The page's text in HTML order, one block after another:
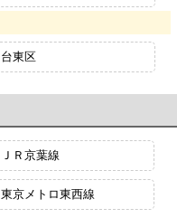
台東区
ＪＲ京葉線
東京メトロ東西線